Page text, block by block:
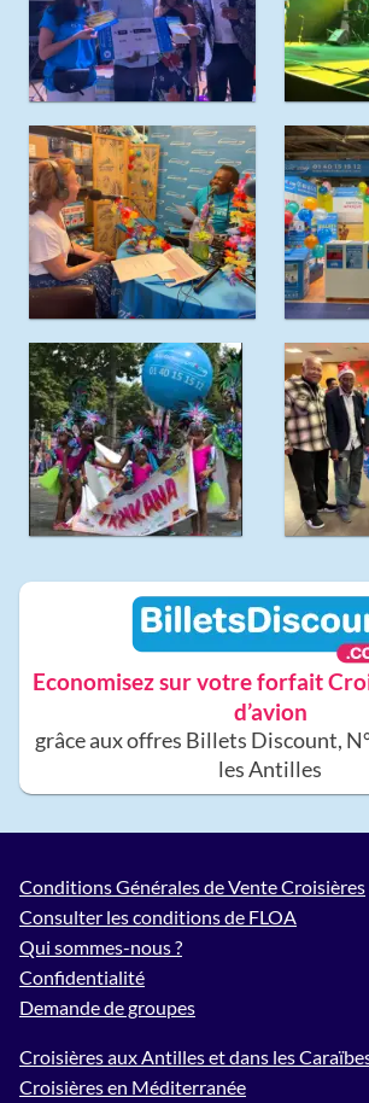
Economisez sur votre forfait
d’avion
grâce aux offres Billets Discount,
les Antilles
Conditions Générales de Vente Croisières
Consulter les conditions de FLOA
Qui sommes-nous ?
Confidentialité
Demande de groupes
Croisières aux Antilles et dans les
Croisières en Méditerranée